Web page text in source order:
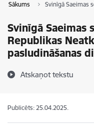
Sākums Svinīgā Saeimas
Svinīgā Saeimas
Republikas
pasludināšanas
Atskaņot tekstu
Publicēts: 25.04.2025.